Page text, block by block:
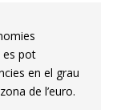
es pot
en el grau
de l’euro.